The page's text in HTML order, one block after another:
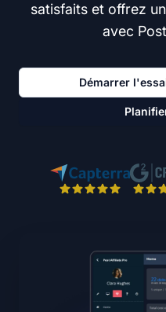
satisfaits et offrez
avec
Démarrer